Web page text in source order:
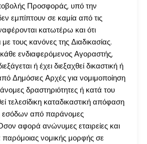
Προσφοράς, υπό την
εμπίπτουν σε καμία από τις
κατωτέρω και ότι
τους κανόνες της Διαδικασίας.
κάθε ενδιαφερόμενος Αγοραστής,
ή έχει διεξαχθεί δικαστική ή
Δημόσιες Αρχές για νομιμοποίηση
δραστηριότητες ή κατά του
τελεσίδικη καταδικαστική απόφαση
εσόδων από παράνομες
αφορά ανώνυμες εταιρείες και
νομικής μορφής σε